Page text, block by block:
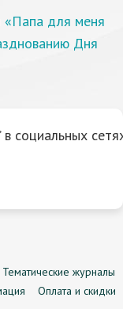
«Папа для меня
Дня
социальных
Тематические журналы
Оплата и скидки